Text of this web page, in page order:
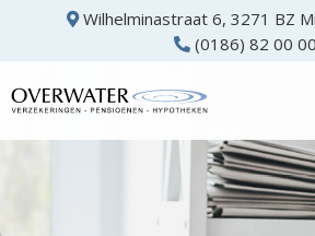
Wilhelminastraat 6, 3271 BZ
(0186) 82 00 00